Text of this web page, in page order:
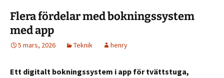
Flera fördelar med bokningssystem
med app
5 mars, 2026 Teknik henry
Ett digitalt bokningssystem i app för tvättstuga,